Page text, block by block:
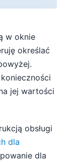
w oknie
określać
jej wartości
obsługi
dla
dla